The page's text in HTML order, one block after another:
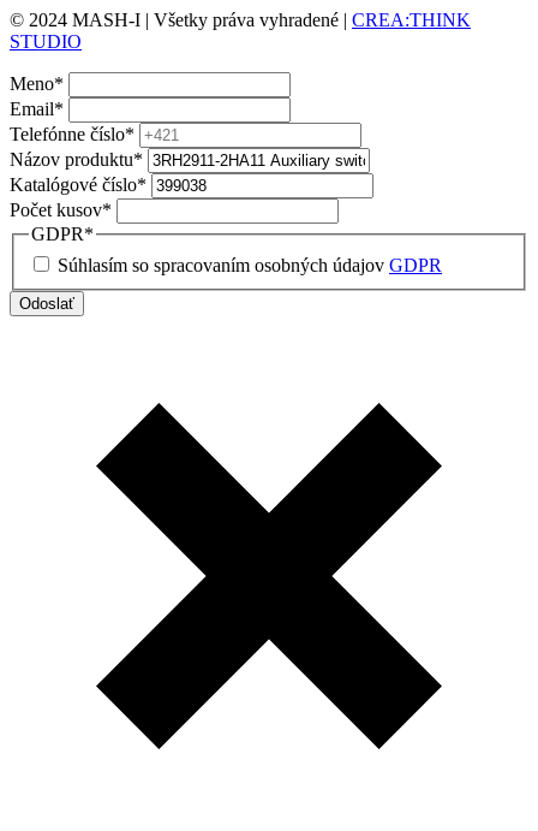
© 2024 MASH-I | Všetky práva vyhradené | CREA:THINK
STUDIO
Meno*
Email*
Telefónne číslo*
Názov produktu*
Katalógové číslo*
Počet kusov*
GDPR*
Súhlasím so spracovaním osobných údajov GDPR
Odoslať